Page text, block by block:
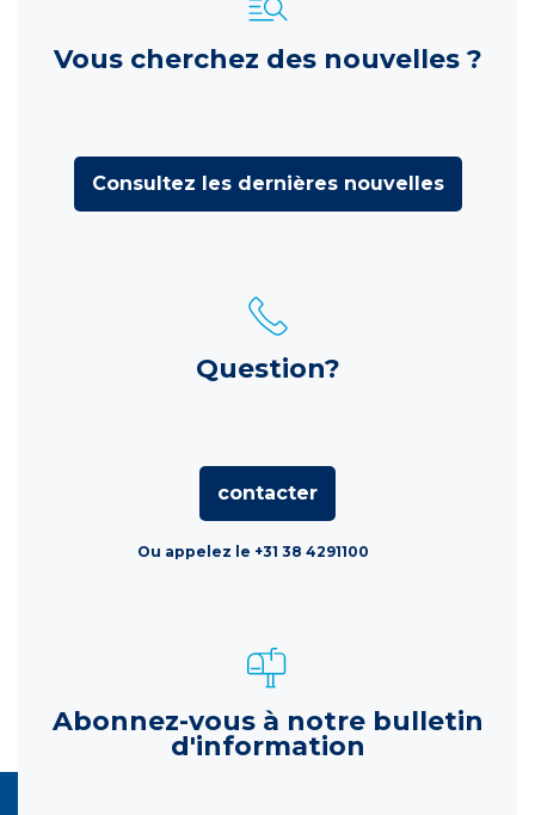
Vous cherchez des nouvelles ?
Consultez les dernières nouvelles
Question?
contacter
Ou appelez le +31 38 4291100
Abonnez-vous à notre bulletin
d'information